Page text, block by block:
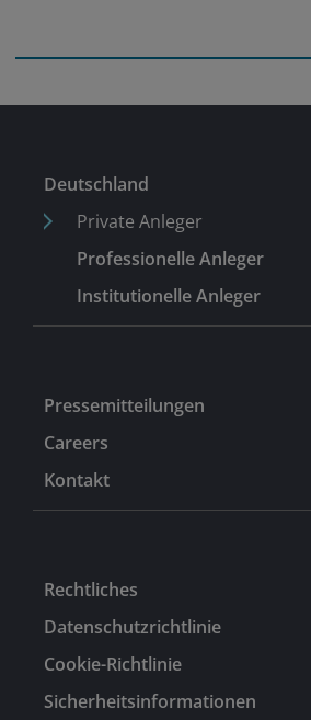
Deutschland
Private Anleger
Professionelle Anleger
Institutionelle Anleger
Pressemitteilungen
Careers
Kontakt
Rechtliches
Datenschutzrichtlinie
Cookie-Richtlinie
Sicherheitsinformationen